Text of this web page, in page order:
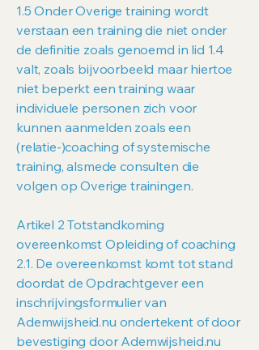
1.5 Onder Overige training wordt
verstaan een training die niet onder
de definitie zoals genoemd in lid 1.4
valt, zoals bijvoorbeeld maar hiertoe
niet beperkt een training waar
individuele personen zich voor
kunnen aanmelden zoals een
(relatie-)coaching of systemische
training, alsmede consulten die
volgen op Overige trainingen.
Artikel 2 Totstandkoming
overeenkomst Opleiding of coaching
2.1. De overeenkomst komt tot stand
doordat de Opdrachtgever een
inschrijvingsformulier van
Ademwijsheid.nu ondertekent of door
bevestiging door Ademwijsheid.nu